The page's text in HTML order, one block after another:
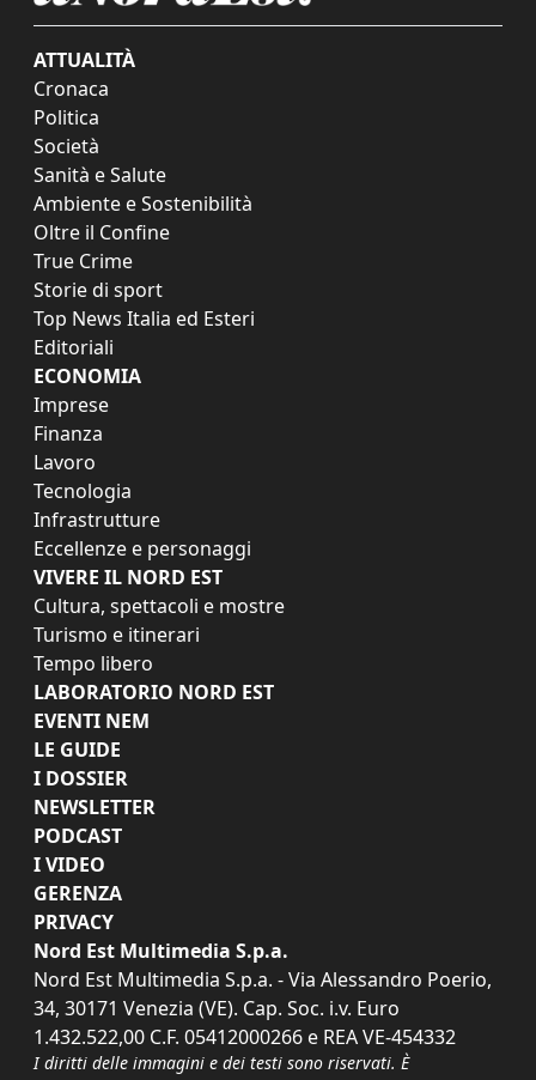
ATTUALITÀ
Cronaca
Politica
Società
Sanità e Salute
Ambiente e Sostenibilità
Oltre il Confine
True Crime
Storie di sport
Top News Italia ed Esteri
Editoriali
ECONOMIA
Imprese
Finanza
Lavoro
Tecnologia
Infrastrutture
Eccellenze e personaggi
VIVERE IL NORD EST
Cultura, spettacoli e mostre
Turismo e itinerari
Tempo libero
LABORATORIO NORD EST
EVENTI NEM
LE GUIDE
I DOSSIER
NEWSLETTER
PODCAST
I VIDEO
GERENZA
PRIVACY
Nord Est Multimedia S.p.a.
Nord Est Multimedia S.p.a. - Via Alessandro Poerio,
34, 30171 Venezia (VE). Cap. Soc. i.v. Euro
1.432.522,00 C.F. 05412000266 e REA VE-454332
I diritti delle immagini e dei testi sono riservati. È